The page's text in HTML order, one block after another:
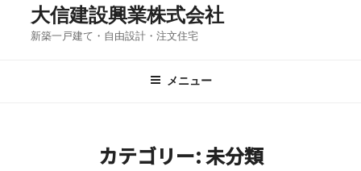
大信建設興業株式会社
新築一戸建て・自由設計・注文住宅
メニュー
カテゴリー:未分類